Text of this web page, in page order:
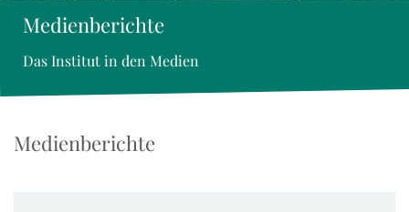
Medienberichte
Das Institut in den Medien
Medienberichte